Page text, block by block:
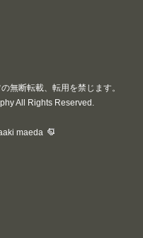
無断転載、転用を禁じます。
All Rights Reserved.
maeda